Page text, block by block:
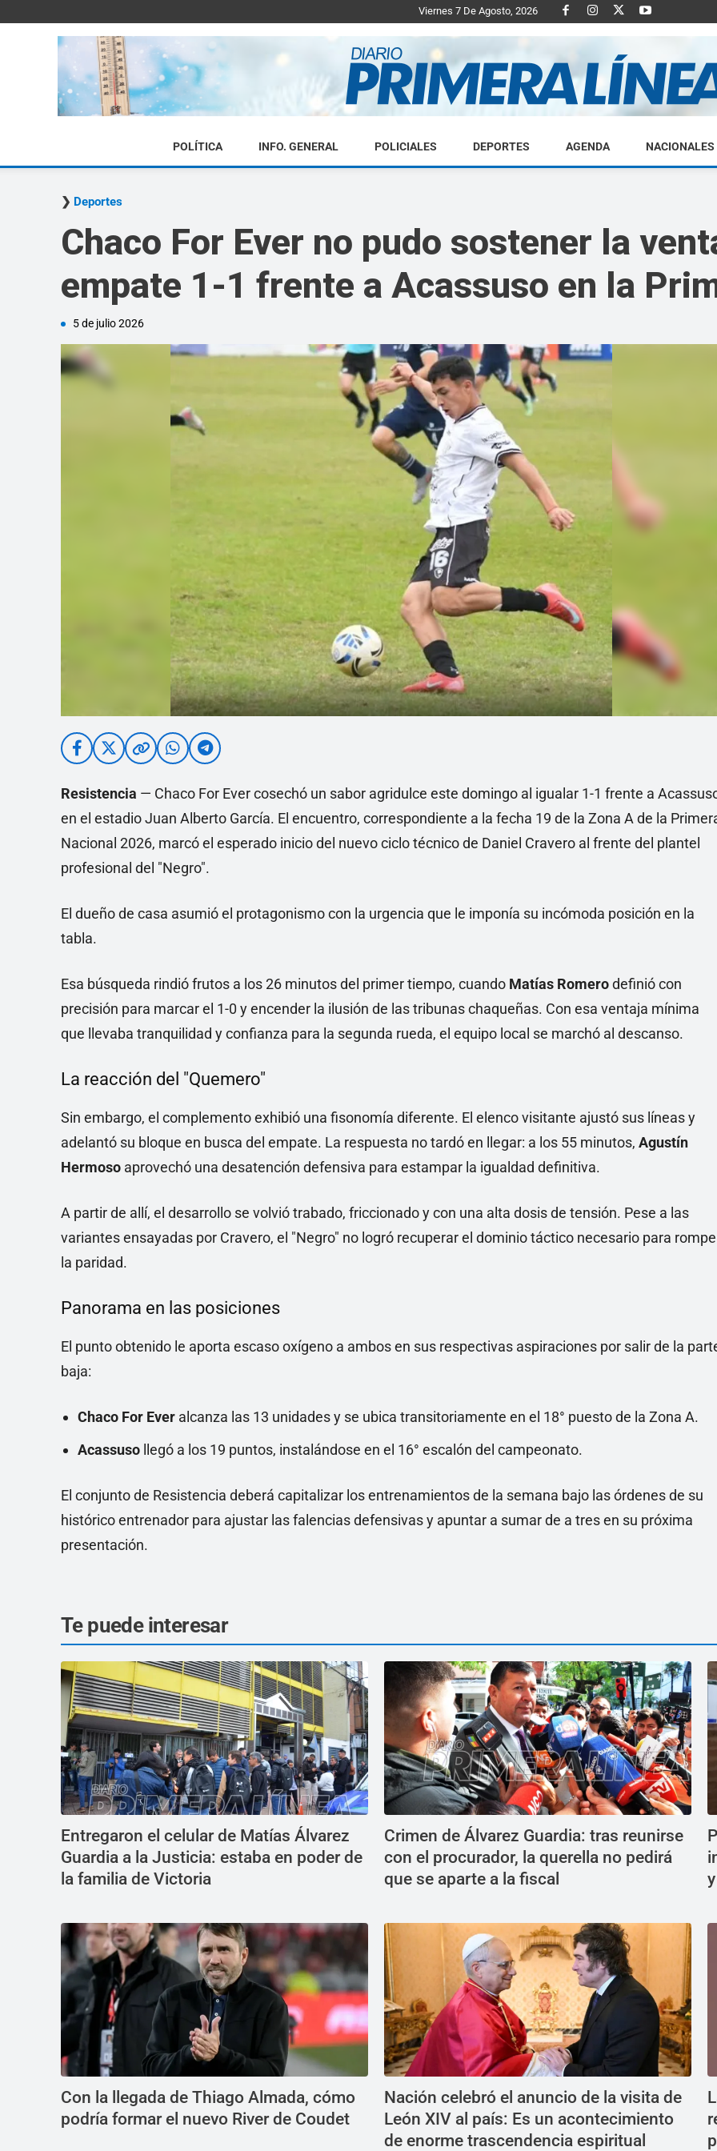
Viernes 7 De Agosto, 2026
Diario
Linea
POLÍTICA INFO. GENERAL POLICIALES DEPORTES AGENDA NACIONALES
Deportes
Chaco For Ever no pudo sostener la
empate 1-1 frente a Acassuso en la
5 de julio 2026
Resistencia — Chaco For Ever cosechó un sabor agridulce este domingo al igualar 1-1 frente a
en el estadio Juan Alberto García. El encuentro, correspondiente a la fecha 19 de la Zona A de la
Nacional 2026, marcó el esperado inicio del nuevo ciclo técnico de Daniel Cravero al frente del plantel
profesional del "Negro".
El dueño de casa asumió el protagonismo con la urgencia que le imponía su incómoda posición en la
tabla.
Esa búsqueda rindió frutos a los 26 minutos del primer tiempo, cuando Matías Romerodefinió con
precisión para marcar el 1-0 y encender la ilusión de las tribunas chaqueñas. Con esa ventaja mínima
que llevaba tranquilidad y confianza para la segunda rueda, el equipo local se marchó al descanso.
La reacción del "Quemero"
Sin embargo, el complemento exhibió una fisonomía diferente. El elenco visitante ajustó sus líneas y
adelantó su bloque en busca del empate. La respuesta no tardó en llegar: a los 55 minutos, Agustín
Hermoso aprovechó una desatención defensiva para estampar la igualdad definitiva.
A partir de allí, el desarrollo se volvió trabado, friccionado y con una alta dosis de tensión. Pese a las
variantes ensayadas por Cravero, el "Negro" no logró recuperar el dominio táctico necesario para
la paridad.
Panorama en las posiciones
El punto obtenido le aporta escaso oxígeno a ambos en sus respectivas aspiraciones por salir de la
baja:
Chaco For Ever alcanza las 13 unidades y se ubica transitoriamente en el 18° puesto de la Zona A.
Acassuso llegó a los 19 puntos, instalándose en el 16° escalón del campeonato.
El conjunto de Resistencia deberá capitalizar los entrenamientos de la semana bajo las órdenes de su
histórico entrenador para ajustar las falencias defensivas y apuntar a sumar de a tres en su próxima
presentación.
Te puede interesar
Entregaron el celular de Matías Álvarez
Guardia a la Justicia: estaba en poder de
la familia de Victoria
Crimen de Álvarez Guardia: tras reunirse
con el procurador, la querella no pedirá
que se aparte a la fiscal
Con la llegada de Thiago Almada, cómo
podría formar el nuevo River de Coudet
Nación celebró el anuncio de la visita de
León XIV al país: Es un acontecimiento
de enorme trascendencia espiritual